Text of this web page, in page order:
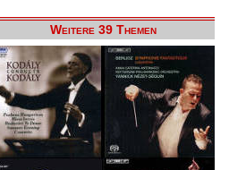
Weitere 39 Themen